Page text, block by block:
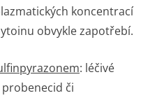
koncentrací
obvykle zapotřebí.
: léčivé
či